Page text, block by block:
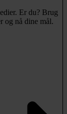
Er du? Brug
og nå dine mål.